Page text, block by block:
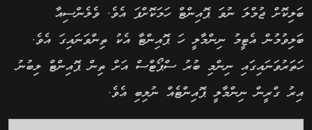
ބަލިކޮށް ޖުމްލަ ނުވަ ޕޮއިންޓް ހަމަކޮށްފަ އެވެ. ވެލެންސިއާ
ބަލިވުމުން އެޓީމު ނިންމާލީ ހަ ޕޮއިންޓާ އެކު ތިންވަނައިގަ އެވެ.
ހަތަރުވަނައިގައި ނިންމި ބުރު ސްޕޯޓްސް އަށް ތިން ޕޮއިންޓް ލިބުނު
އިރު ގްރީން ނިންމާލީ ޕޮއިންޓެއް ނުލިބި އެވެ.